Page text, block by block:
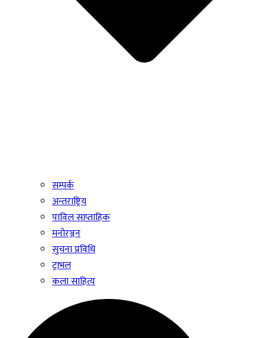
सम्पर्क
अन्तराष्ट्रिय
पाविल साप्ताहिक
मनोरञ्जन
सुचना प्रविधि
ट्राभल
कला साहित्य